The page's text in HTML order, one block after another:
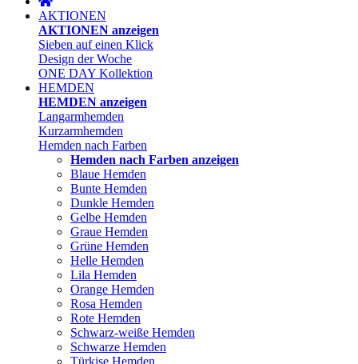
AKTIONEN
AKTIONEN anzeigen
Sieben auf einen Klick
Design der Woche
ONE DAY Kollektion
HEMDEN
HEMDEN anzeigen
Langarmhemden
Kurzarmhemden
Hemden nach Farben
Hemden nach Farben anzeigen
Blaue Hemden
Bunte Hemden
Dunkle Hemden
Gelbe Hemden
Graue Hemden
Grüne Hemden
Helle Hemden
Lila Hemden
Orange Hemden
Rosa Hemden
Rote Hemden
Schwarz-weiße Hemden
Schwarze Hemden
Türkise Hemden